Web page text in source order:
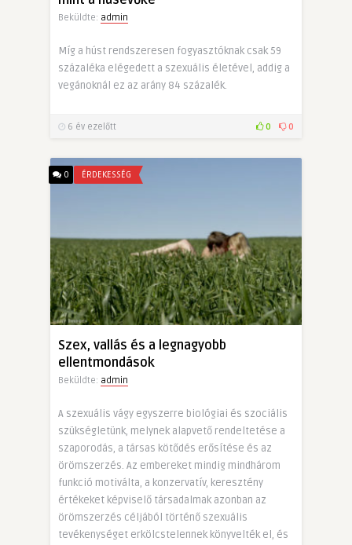
Beküldte: admin
Míg a húst rendszeresen fogyasztóknak csak 59
százaléka elégedett a szexuális életével, addig a
vegánoknál ez az arány 84 százalék.
6 év ezelőtt 0 0
0 ÉRDEKESSÉG
Szex, vallás és a legnagyobb
ellentmondások
Beküldte: admin
A szexuális vágy egyszerre biológiai és szociális
szükségletünk, melynek alapvető rendeltetése a
szaporodás, a társas kötődés erősítése és az
örömszerzés. Az embereket mindig mindhárom
funkció motiválta, a konzervatív, keresztény
értékeket képviselő társadalmak azonban az
örömszerzés céljából történő szexuális
tevékenységet erkölcstelennek könyvelték el, és